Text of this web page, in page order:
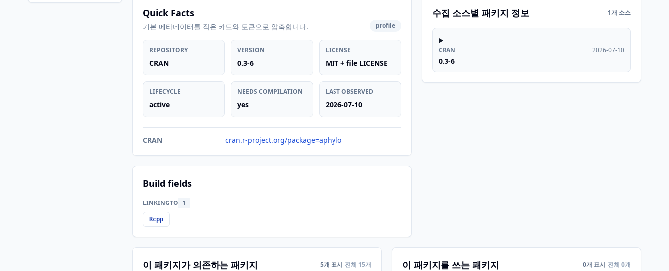
Quick Facts
기본 메타데이터를 작은 카드와 토큰으로 압축합니다. profile
REPOSITORY
CRAN
VERSION
0.3-6
LICENSE
MIT + file LICENSE
LIFECYCLE
active
NEEDS COMPILATION
yes
LAST OBSERVED
2026-07-10
CRAN cran.r-project.org/package=aphylo
Build fields
LINKINGTO 1
Rcpp
수집 소스별 패키지 정보 1개 소스
CRAN
0.3-6
2026-07-10
이 패키지가 의존하는 패키지 5개 표시 전체 15개 이 패키지를 쓰는 패키지 0개 표시 전체 0개